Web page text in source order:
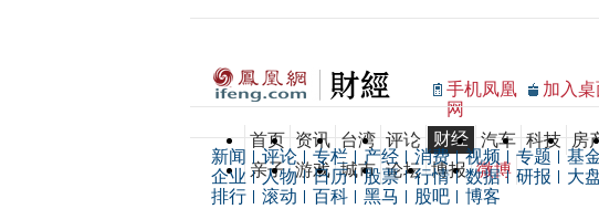
手机凤凰
网
加入
首页 资讯 台湾 评论 财经 汽车 科技 房
亲子 游戏 城市 论坛 博报 微博
新闻 评论 专栏 产经 消费 视频 专题 基
企业
人物 日历 股票 行情 数据 研报 大
排行
滚动 百科 黑马 股吧 博客